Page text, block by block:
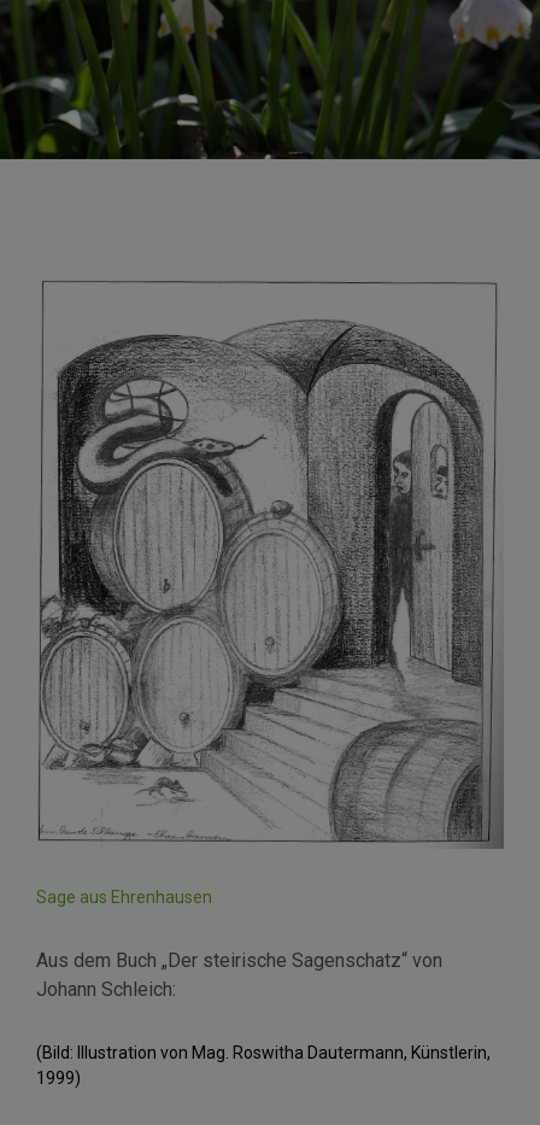
Sage aus Ehrenhausen
Aus dem Buch „Der steirische Sagenschatz“ von
Johann Schleich:
(Bild: Illustration von Mag. Roswitha Dautermann, Künstlerin,
1999)